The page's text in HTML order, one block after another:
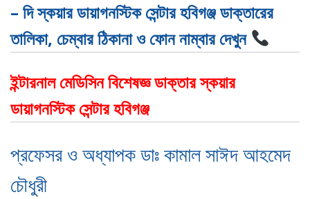
– দি স্কয়ার ডায়াগনস্টিক সেন্টার হবিগঞ্জ ডাক্তারের
তালিকা, চেম্বার ঠিকানা ও ফোন নাম্বার দেখুন
ইন্টারনাল মেডিসিন বিশেষজ্ঞ ডাক্তার স্কয়ার
ডায়াগনস্টিক সেন্টার হবিগঞ্জ
প্রফেসর ও অধ্যাপক ডাঃ কামাল সাঈদ আহমেদ
চৌধুরী